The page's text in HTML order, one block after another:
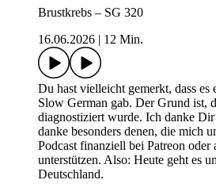
Brustkrebs – SG 320
16.06.2026
12 Min.
Du hast vielleicht gemerkt, dass es
Slow German gab. Der Grund ist,
diagnostiziert wurde. Ich danke
danke besonders denen, die mich
Podcast finanziell bei Patreon oder
unterstützen. Also: Heute geht es
Deutschland.